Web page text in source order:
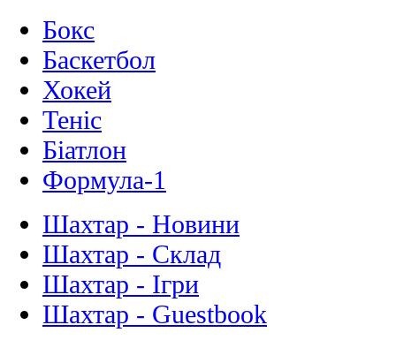
Бокс
Баскетбол
Хокей
Теніс
Біатлон
Формула-1
Шахтар - Новини
Шахтар - Склад
Шахтар - Ігри
Шахтар - Guestbook